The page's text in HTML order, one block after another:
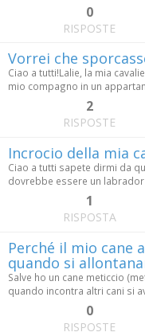
0
RISPOSTE
Vorrei che
Ciao a tutti!Lalie, la mia
mio compagno in un
2
RISPOSTE
Incrocio della mia
Ciao a tutti sapete dirmi da
dovrebbe essere un labrador
1
RISPOSTA
Perché il mio cane
quando si
Salve ho un cane meticcio
quando incontra altri cani si
0
RISPOSTE